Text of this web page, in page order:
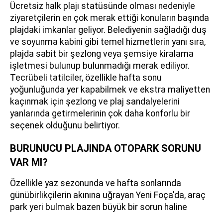
Ücretsiz halk plajı statüsünde olması nedeniyle
ziyaretçilerin en çok merak ettiği konuların başında
plajdaki imkanlar geliyor. Belediyenin sağladığı duş
ve soyunma kabini gibi temel hizmetlerin yanı sıra,
plajda sabit bir şezlong veya şemsiye kiralama
işletmesi bulunup bulunmadığı merak ediliyor.
Tecrübeli tatilciler, özellikle hafta sonu
yoğunluğunda yer kapabilmek ve ekstra maliyetten
kaçınmak için şezlong ve plaj sandalyelerini
yanlarında getirmelerinin çok daha konforlu bir
seçenek olduğunu belirtiyor.
BURUNUCU PLAJINDA OTOPARK SORUNU
VAR MI?
Özellikle yaz sezonunda ve hafta sonlarında
günübirlikçilerin akınına uğrayan Yeni Foça'da, araç
park yeri bulmak bazen büyük bir sorun haline